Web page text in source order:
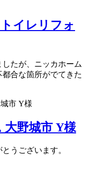
イレリフォ
たが、ニッカホーム
合な箇所がでてきた
大野城市 Y様
うございます。